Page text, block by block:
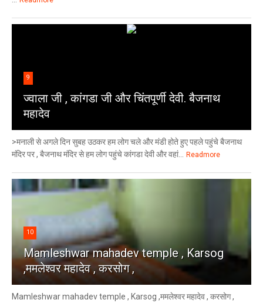
9
ज्वाला जी , कांगडा जी और चिंतपूर्णी देवी. बैजनाथ
महादेव
>मनाली से अगले दिन सुबह उठकर हम लोग चले और मंडी होते हुए पहले पहुंचे बैजनाथ
मंदिर पर , बैजनाथ मंदिर से हम लोग पहुंचे कांगडा देवी और वहां...
Readmore
10
Mamleshwar mahadev temple , Karsog
,ममलेश्वर महादेव , करसोग ,
Mamleshwar mahadev temple , Karsog ,ममलेश्वर महादेव , करसोग ,